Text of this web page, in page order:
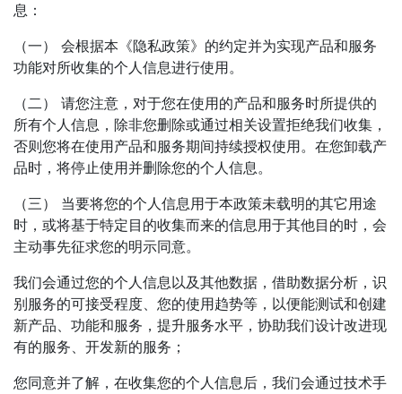
息：
（一） 会根据本《隐私政策》的约定并为实现产品和服务
功能对所收集的个人信息进行使用。
（二） 请您注意，对于您在使用的产品和服务时所提供的
所有个人信息，除非您删除或通过相关设置拒绝我们收集，
否则您将在使用产品和服务期间持续授权使用。在您卸载产
品时，将停止使用并删除您的个人信息。
（三） 当要将您的个人信息用于本政策未载明的其它用途
时，或将基于特定目的收集而来的信息用于其他目的时，会
主动事先征求您的明示同意。
我们会通过您的个人信息以及其他数据，借助数据分析，识
别服务的可接受程度、您的使用趋势等，以便能测试和创建
新产品、功能和服务，提升服务水平，协助我们设计改进现
有的服务、开发新的服务；
您同意并了解，在收集您的个人信息后，我们会通过技术手